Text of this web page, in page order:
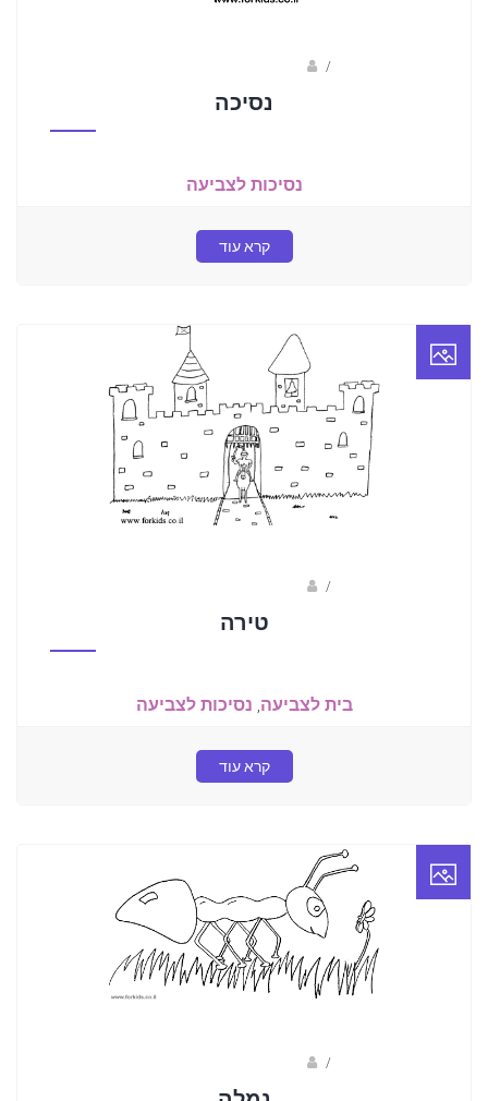
/
נסיכה
נסיכות לצביעה
קרא עוד
/
טירה
בית לצביעה, נסיכות לצביעה
קרא עוד
/